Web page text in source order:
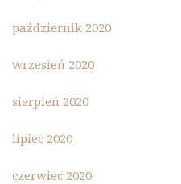
październik 2020
wrzesień 2020
sierpień 2020
lipiec 2020
czerwiec 2020